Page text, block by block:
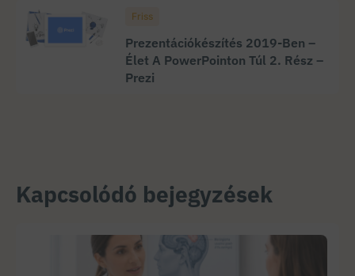
Friss
Prezentációkészítés 2019-Ben –
Élet A PowerPointon Túl 2. Rész –
Prezi
Kapcsolódó bejegyzések